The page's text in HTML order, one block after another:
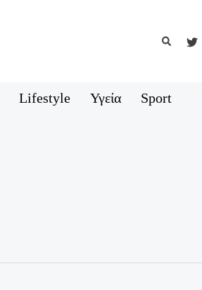
Lifestyle Υγεία
Sport